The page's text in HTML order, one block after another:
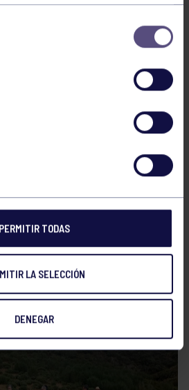
PERMITIR TODAS
LA SELECCIÓN
DENEGAR